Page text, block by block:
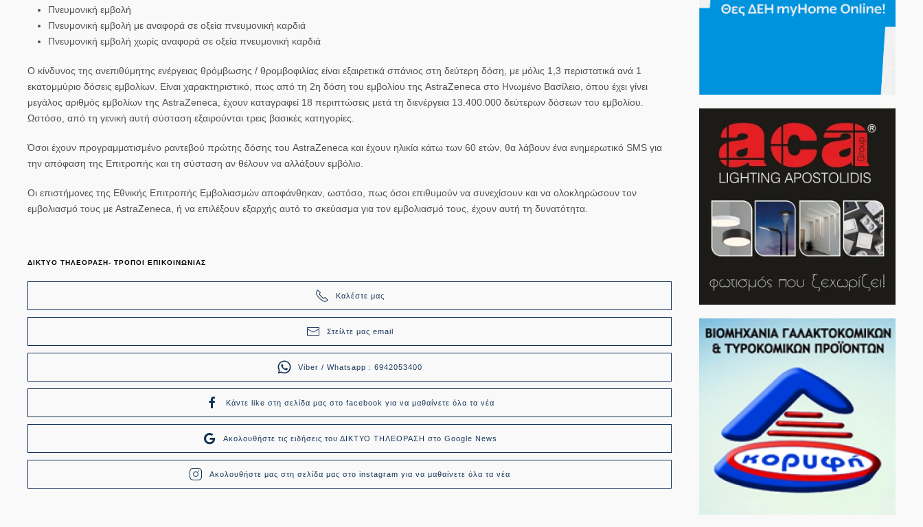
Πνευμονική εμβολή
Πνευμονική εμβολή με αναφορά σε οξεία πνευμονική καρδιά
Πνευμονική εμβολή χωρίς αναφορά σε οξεία πνευμονική καρδιά
Ο κίνδυνος της ανεπιθύμητης ενέργειας θρόμβωσης / θρομβοφιλίας είναι εξαιρετικά σπάνιος στη δεύτερη δόση, με μόλις 1,3 περιστατικά ανά 1
εκατομμύριο δόσεις εμβολίων. Είναι χαρακτηριστικό, πως από τη 2η δόση του εμβολίου της AstraZeneca στο Ηνωμένο Βασίλειο, όπου έχει γίνει
μεγάλος αριθμός εμβολίων της AstraZeneca, έχουν καταγραφεί 18 περιπτώσεις μετά τη διενέργεια 13.400.000 δεύτερων δόσεων του εμβολίου
Ωστόσο, από τη γενική αυτή σύσταση εξαιρούνται τρεις βασικές κατηγορίες.
Όσοι έχουν προγραμματισμένο ραντεβού πρώτης δόσης του AstraZeneca και έχουν ηλικία κάτω των 60 ετών , θα λάβουν ένα ενημερωτικό SMS για
την απόφαση της Επιτροπής και τη σύσταση αν θέλουν να αλλάξουν εμβόλιο.
Οι επιστήμονες της Εθνικής Επιτροπής Εμβολιασμών αποφάνθηκαν, ωστόσο, πως όσοι επιθυμούν να συνεχίσουν και να ολοκληρώσουν τον
εμβολιασμό τους με AstraZeneca, ή να επιλέξουν εξαρχής αυτό το σκεύασμα για τον εμβολιασμό τους, έχουν αυτή τη δυνατότητα.
ΔΙΚΤΥΟ ΤΗΛΕΟΡΑΣΗ- ΤΡΟΠΟΙ ΕΠΙΚΟΙΝΩΝΙΑΣ
Καλέστε μας
Στείλτε μας email
Viber / Whatsapp : 6942053400
Κάντε like στη σελίδα μας στο facebook για να μαθαίνετε όλα τα νέα
Ακολουθήστε τις ειδήσεις του ΔΙΚΤΥΟ ΤΗΛΕΟΡΑΣΗ στο Google News
Ακολουθήστε μας στη σελίδα μας στο instagram για να μαθαίνετε όλα τα νέα